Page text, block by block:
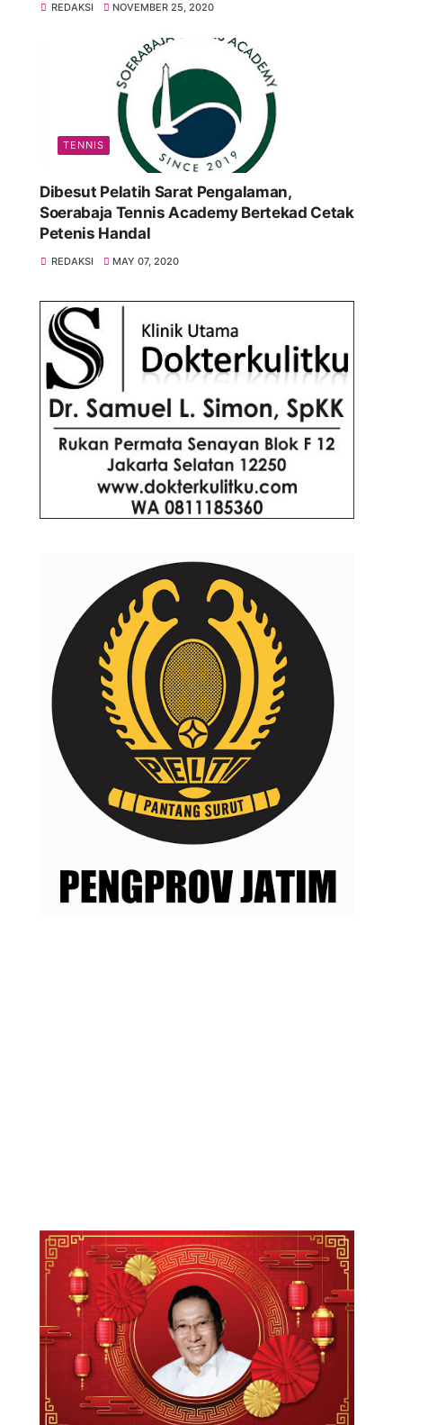
REDAKSI NOVEMBER 25, 2020
TENNIS
Dibesut Pelatih Sarat Pengalaman,
Soerabaja Tennis Academy Bertekad Cetak
Petenis Handal
REDAKSI MAY 07, 2020